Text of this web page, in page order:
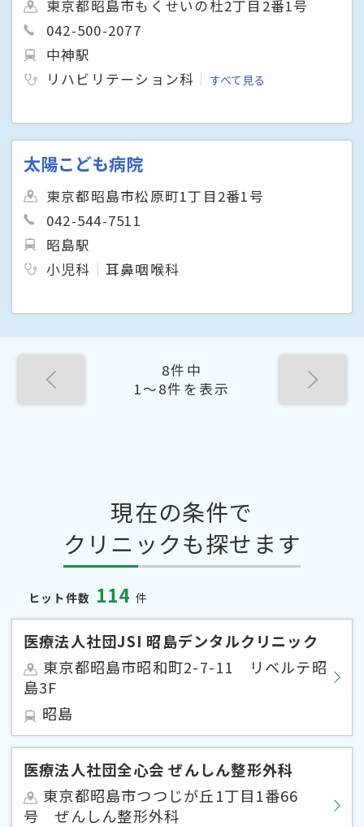
東京都昭島市もくせいの杜2丁目2番1号
042-500-2077
中神駅
リハビリテーション科
すべて見る
太陽こども病院
東京都昭島市松原町1丁目2番1号
042-544-7511
昭島駅
小児科
耳鼻咽喉科
8件中
1〜8件を表示
現在の条件で
クリニックも探せます
ヒット件数 114 件
医療法人社団JSI 昭島デンタルクリニック
東京都昭島市昭和町2-7-11 リベルテ昭
島3F
昭島
医療法人社団全心会 ぜんしん整形外科
東京都昭島市つつじが丘1丁目1番66
号 ぜんしん整形外科